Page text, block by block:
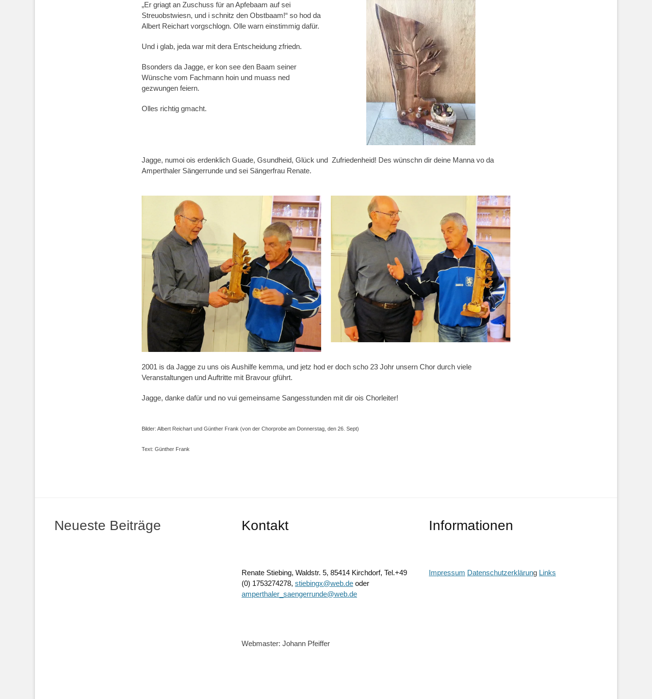
„Er griagt an Zuschuss für an Apfebaam auf sei
Streuobstwiesn, und i schnitz den Obstbaam!“ so hod da
Albert Reichart vorgschlogn. Olle warn einstimmig dafür.
Und i glab, jeda war mit dera Entscheidung zfriedn.
Bsonders da Jagge, er kon see den Baam seiner
Wünsche vom Fachmann hoin und muass ned
gezwungen feiern.
Olles richtig gmacht.
Jagge, numoi ois erdenklich Guade, Gsundheid, Glück und Zufriedenheid! Des wünschn dir deine Manna vo da
Amperthaler Sängerrunde und sei Sängerfrau Renate.
2001 is da Jagge zu uns ois Aushilfe kemma, und jetz hod er doch scho 23 Johr unsern Chor durch viele
Veranstaltungen und Auftritte mit Bravour gführt.
Jagge, danke dafür und no vui gemeinsame Sangesstunden mit dir ois Chorleiter!
Bilder: Albert Reichart und Günther Frank (von der Chorprobe am Donnerstag, den 26. Sept)
Text: Günther Frank
Neueste Beiträge Kontakt
Renate Stiebing, Waldstr. 5, 85414 Kirchdorf, Tel.+49
(0) 1753274278, stiebingx@web.de oder
amperthaler_saengerrunde@web.de
Webmaster: Johann Pfeiffer
Informationen
Impressum Datenschutzerklärung Links